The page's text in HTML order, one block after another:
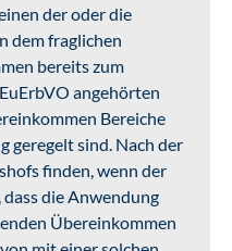
der oder die
dem fraglichen
bereits zum
angehörten
Bereiche
geregelt sind. Nach der
finden, wenn der
die Anwendung
Übereinkommen